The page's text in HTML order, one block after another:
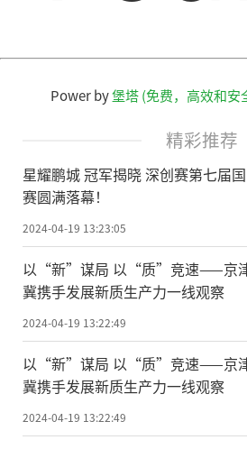
Power by堡塔 (免费，高效和安
精彩推荐
星耀鹏城 冠军揭晓 深创赛第七届
赛圆满落幕！
2024-04-19 13:23:05
以“新”谋局 以“质”竞速——京
冀携手发展新质生产力一线观察
2024-04-19 13:22:49
以“新”谋局 以“质”竞速——京
冀携手发展新质生产力一线观察
2024-04-19 13:22:49